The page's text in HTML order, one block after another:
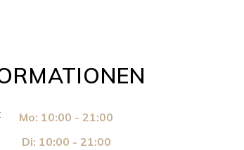
Mo: 10:00 - 21:00
Di: 10:00 - 21:00